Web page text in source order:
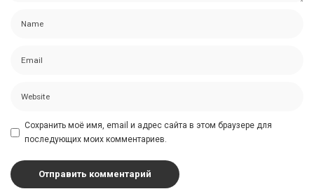
Сохранить моё имя, email и адрес сайта в этом браузере для
последующих моих комментариев.